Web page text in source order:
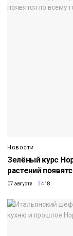
Новости
Зелёный курс
растений
07 августа 418